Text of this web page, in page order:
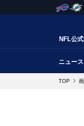
NFL公
ニュース
TOP